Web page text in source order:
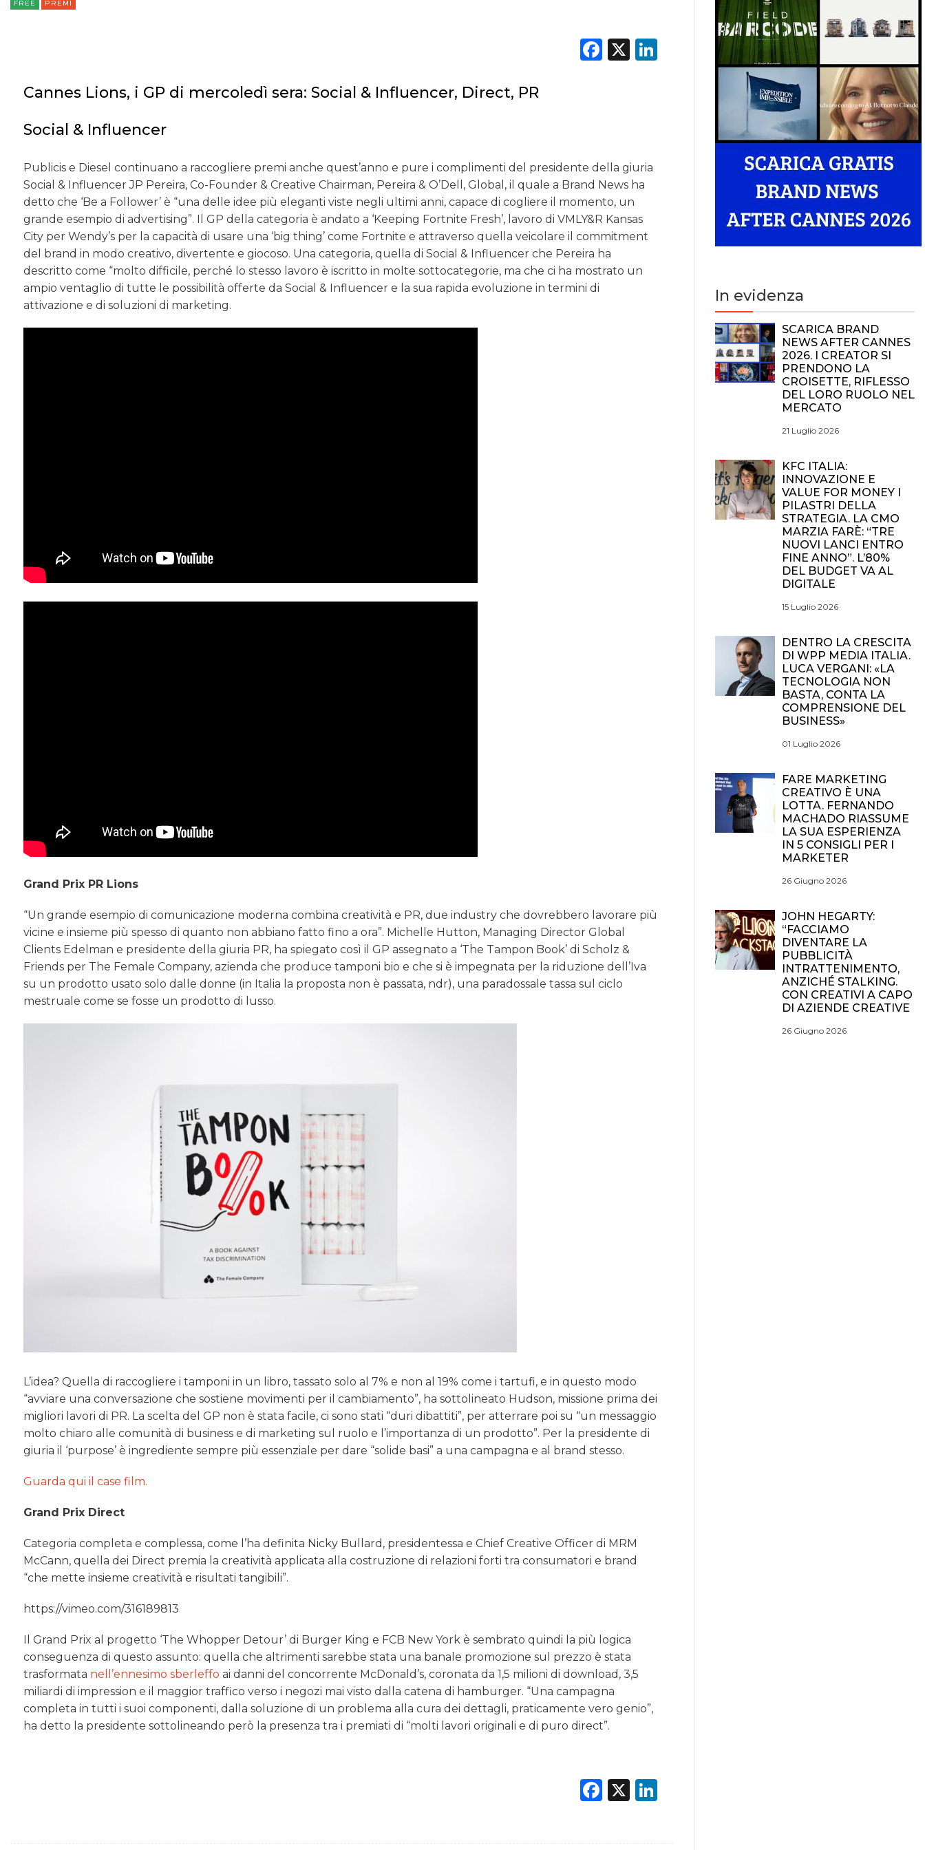
FREE PREMI
Facebook
X LinkedIn
Cannes Lions, i GP di mercoledì sera: Social & Influencer, Direct, PR
Social & Influencer
Publicis e Diesel continuano a raccogliere premi anche quest’anno e pure i complimenti del presidente della giuria
Social & Influencer JP Pereira, Co-Founder & Creative Chairman, Pereira & O’Dell, Global, il quale a Brand News ha
detto che ‘Be a Follower’ è “una delle idee più eleganti viste negli ultimi anni, capace di cogliere il momento, un
grande esempio di advertising”. Il GP della categoria è andato a ‘Keeping Fortnite Fresh’, lavoro di VMLY&R Kansas
City per Wendy’s per la capacità di usare una ‘big thing’ come Fortnite e attraverso quella veicolare il commitment
del brand in modo creativo, divertente e giocoso. Una categoria, quella di Social & Influencer che Pereira ha
descritto come “molto difficile, perché lo stesso lavoro è iscritto in molte sottocategorie, ma che ci ha mostrato un
ampio ventaglio di tutte le possibilità offerte da Social & Influencer e la sua rapida evoluzione in termini di
attivazione e di soluzioni di marketing.
Grand Prix PR Lions
“Un grande esempio di comunicazione moderna combina creatività e PR, due industry che dovrebbero lavorare più
vicine e insieme più spesso di quanto non abbiano fatto fino a ora”. Michelle Hutton, Managing Director Global
Clients Edelman e presidente della giuria PR, ha spiegato così il GP assegnato a ‘The Tampon Book’ di Scholz &
Friends per The Female Company, azienda che produce tamponi bio e che si è impegnata per la riduzione dell’Iva
su un prodotto usato solo dalle donne (in Italia la proposta non è passata, ndr), una paradossale tassa sul ciclo
mestruale come se fosse un prodotto di lusso.
L’idea? Quella di raccogliere i tamponi in un libro, tassato solo al 7% e non al 19% come i tartufi, e in questo modo
“avviare una conversazione che sostiene movimenti per il cambiamento”, ha sottolineato Hudson, missione prima dei
migliori lavori di PR. La scelta del GP non è stata facile, ci sono stati “duri dibattiti”, per atterrare poi su “un messaggio
molto chiaro alle comunità di business e di marketing sul ruolo e l’importanza di un prodotto”. Per la presidente di
giuria il ‘purpose’ è ingrediente sempre più essenziale per dare “solide basi” a una campagna e al brand stesso.
Guarda qui il case film.
Grand Prix Direct
Categoria completa e complessa, come l’ha definita Nicky Bullard, presidentessa e Chief Creative Officer di MRM
McCann, quella dei Direct premia la creatività applicata alla costruzione di relazioni forti tra consumatori e brand
“che mette insieme creatività e risultati tangibili”.
https://vimeo.com/316189813
Il Grand Prix al progetto ‘The Whopper Detour’ di Burger King e FCB New York è sembrato quindi la più logica
conseguenza di questo assunto: quella che altrimenti sarebbe stata una banale promozione sul prezzo è stata
trasformata nell’ennesimo sberleffo ai danni del concorrente McDonald’s, coronata da 1,5 milioni di download, 3,5
miliardi di impression e il maggior traffico verso i negozi mai visto dalla catena di hamburger. “Una campagna
completa in tutti i suoi componenti, dalla soluzione di un problema alla cura dei dettagli, praticamente vero genio”,
ha detto la presidente sottolineando però la presenza tra i premiati di “molti lavori originali e di puro direct”.
Facebook
X LinkedIn
In evidenza
SCARICA BRAND
NEWS AFTER CANNES
2026. I CREATOR SI
PRENDONO LA
CROISETTE, RIFLESSO
DEL LORO RUOLO NEL
MERCATO
21 Luglio 2026
KFC ITALIA:
INNOVAZIONE E
VALUE FOR MONEY I
PILASTRI DELLA
STRATEGIA. LA CMO
MARZIA FARÈ: “TRE
NUOVI LANCI ENTRO
FINE ANNO”. L’80%
DEL BUDGET VA AL
DIGITALE
15 Luglio 2026
DENTRO LA CRESCITA
DI WPP MEDIA ITALIA.
LUCA VERGANI: «LA
TECNOLOGIA NON
BASTA, CONTA LA
COMPRENSIONE DEL
BUSINESS»
01 Luglio 2026
FARE MARKETING
CREATIVO È UNA
LOTTA. FERNANDO
MACHADO RIASSUME
LA SUA ESPERIENZA
IN 5 CONSIGLI PER I
MARKETER
26 Giugno 2026
JOHN HEGARTY:
“FACCIAMO
DIVENTARE LA
PUBBLICITÀ
INTRATTENIMENTO,
ANZICHÉ STALKING.
CON CREATIVI A CAPO
DI AZIENDE CREATIVE
26 Giugno 2026